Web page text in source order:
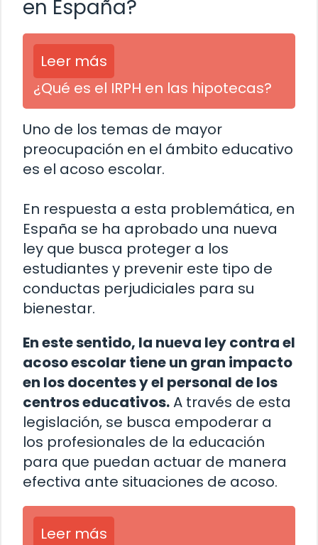
en España?
Leer más
¿Qué es el IRPH en las hipotecas?
Uno de los temas de mayor
preocupación en el ámbito educativo
es el acoso escolar.
En respuesta a esta problemática, en
España se ha aprobado una nueva
ley que busca proteger a los
estudiantes y prevenir este tipo de
conductas perjudiciales para su
bienestar.
En este sentido, la nueva ley contra el
acoso escolar tiene un gran impacto
en los docentes y el personal de los
centros educativos.A través de esta
legislación, se busca empoderar a
los profesionales de la educación
para que puedan actuar de manera
efectiva ante situaciones de acoso.
Leer más